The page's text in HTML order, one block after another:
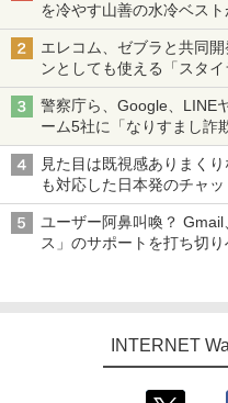
を冷やす山善の水冷ベス
ち・ざ・ろーど！その14
エレコム、ゼブラと共同
ンとしても使える「スタ
も、持ち替えずに書き込め
警察庁ら、Google、LINE
ーム5社に「なりすまし詐
真や映像を使った投資詐
見た目は既視感ありまく
も対応した日本発のチャ
ユーザー阿鼻叫喚？
ス」のサポートを打ち切り
INTERNET